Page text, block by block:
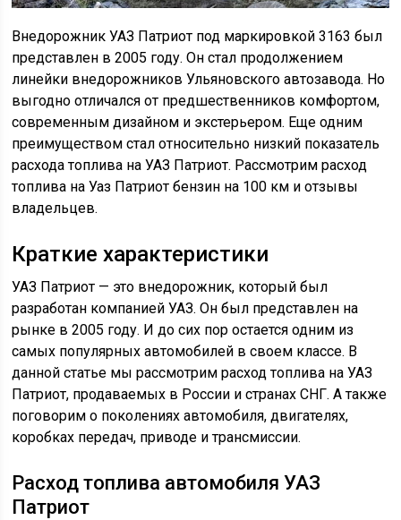
Внедорожник УАЗ Патриот под маркировкой 3163 был
представлен в 2005 году. Он стал продолжением
линейки внедорожников Ульяновского автозавода. Но
выгодно отличался от предшественников комфортом,
современным дизайном и экстерьером. Еще одним
преимуществом стал относительно низкий показатель
расхода топлива на УАЗ Патриот. Рассмотрим расход
топлива на Уаз Патриот бензин на 100 км и отзывы
владельцев.
Краткие характеристики
УАЗ Патриот — это внедорожник, который был
разработан компанией УАЗ. Он был представлен на
рынке в 2005 году. И до сих пор остается одним из
самых популярных автомобилей в своем классе. В
данной статье мы рассмотрим расход топлива на УАЗ
Патриот, продаваемых в России и странах СНГ. А также
поговорим о поколениях автомобиля, двигателях,
коробках передач, приводе и трансмиссии.
Расход топлива автомобиля УАЗ
Патриот